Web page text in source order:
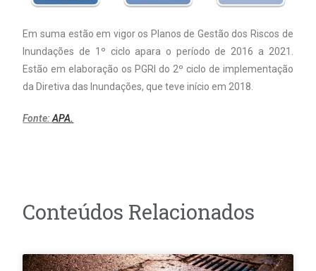
Em suma estão em vigor os Planos de Gestão dos Riscos de
Inundações de 1º ciclo apara o período de 2016 a 2021.
Estão em elaboração os PGRI do 2º ciclo de implementação
da Diretiva das Inundações, que teve início em 2018.
Fonte:APA.
Conteúdos Relacionados